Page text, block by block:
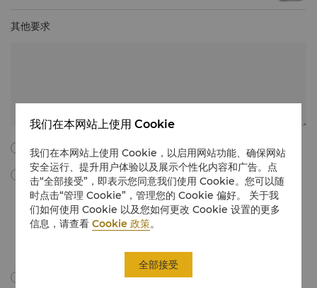
其他要求
我同意以下所有的条款与细则。
勾选此框，我同意通过电子邮件接收由“香格里拉国际酒店管理有限公
司”所提供的会议与宴会营销材料、促销信息、更新等。我理解，我可以
通过遵循有关会议和宴会的营销传播中的取消订阅说明，或通过电子邮件
在 unsubscribe@shangri-la.com上取消订阅，随时撤回我的同意。
我同意依据隐私政策跨境传输我的个人信息。
我们在本网站上使用 Cookie
我们在本网站上使用 Cookie，以启用网站功能、确保网站
安全运行、提升用户体验以及展示个性化内容和广告。点
击“全部接受”，即表示您同意我们使用 Cookie。您可以随
时点击“管理 Cookie”，管理您的 Cookie 偏好。 关于我
们如何使用 Cookie 以及您如何更改 Cookie 设置的更多
信息，请查看Cookie 政策。
全部接受